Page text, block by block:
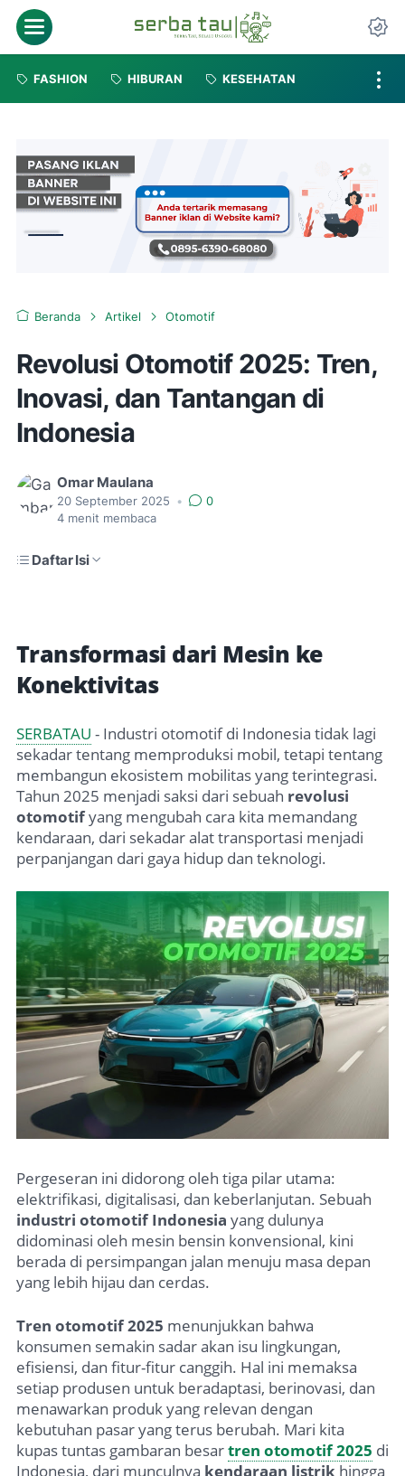
FASHION HIBURAN KESEHATAN
Beranda Artikel Otomotif
Revolusi Otomotif 2025: Tren,
Inovasi, dan Tantangan di
Indonesia
Omar Maulana
20 September 2025 •
0
4 menit membaca
Daftar Isi
Transformasi dari Mesin ke
Konektivitas
SERBATAU - Industri otomotif di Indonesia tidak lagi
sekadar tentang memproduksi mobil, tetapi tentang
membangun ekosistem mobilitas yang terintegrasi.
Tahun 2025 menjadi saksi dari sebuah revolusi
otomotifyang mengubah cara kita memandang
kendaraan, dari sekadar alat transportasi menjadi
perpanjangan dari gaya hidup dan teknologi.
Pergeseran ini didorong oleh tiga pilar utama:
elektrifikasi, digitalisasi, dan keberlanjutan. Sebuah
industri otomotif Indonesia yang dulunya
didominasi oleh mesin bensin konvensional, kini
berada di persimpangan jalan menuju masa depan
yang lebih hijau dan cerdas.
Tren otomotif 2025 menunjukkan bahwa
konsumen semakin sadar akan isu lingkungan,
efisiensi, dan fitur-fitur canggih. Hal ini memaksa
setiap produsen untuk beradaptasi, berinovasi, dan
menawarkan produk yang relevan dengan
kebutuhan pasar yang terus berubah. Mari kita
kupas tuntas gambaran besartren otomotif 2025 di
Indonesia, dari munculnya kendaraan listrik hingga